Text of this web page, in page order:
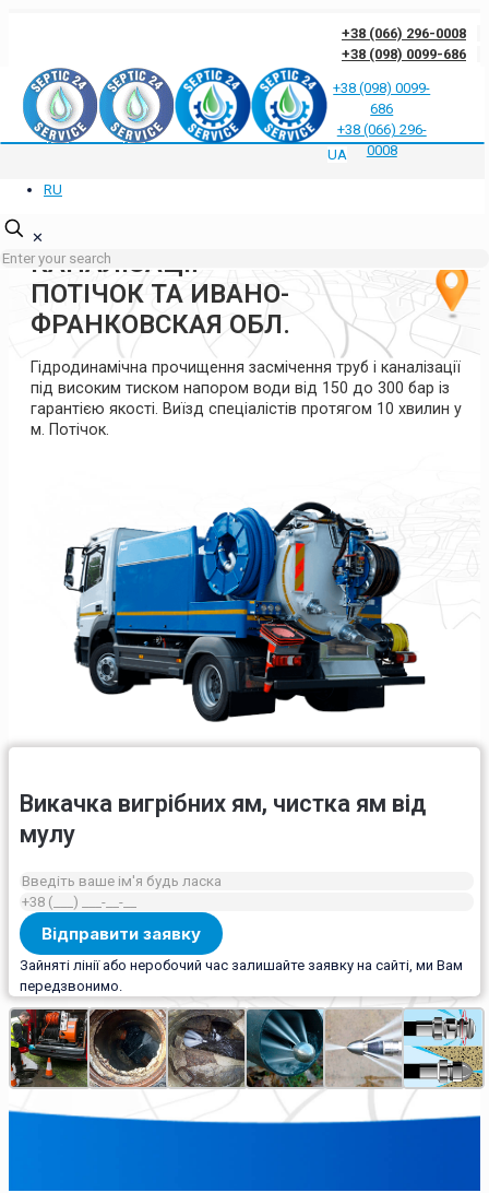
+38 (066) 296-0008
+38 (098) 0099-686
Відгуки клієнтів про нас Відповіді на часті запитання Блог
Контакти
Політика конфіденційності
+38 (098) 0099-
686
+38 (066) 296-
0008
UA
RU
✕
ГІДРОДИНАМІЧНА
ПРОЧИСТКА ТРУБ ТА
КАНАЛІЗАЦІЇ
ПОТІЧОК ТА ИВАНО-
ФРАНКОВСКАЯ ОБЛ.
Гідродинамічна прочищення засмічення труб і каналізації
під високим тиском напором води від 150 до 300 бар із
гарантією якості. Виїзд спеціалістів протягом 10 хвилин у
м. Потічок.
Викачка вигрібних ям, чистка ям від
мулу
Зайняті лінії або неробочий час залишайте заявку на сайті, ми Вам
передзвонимо.